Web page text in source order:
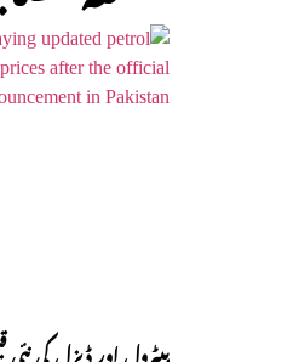
پیٹرول اور ڈیزل کی